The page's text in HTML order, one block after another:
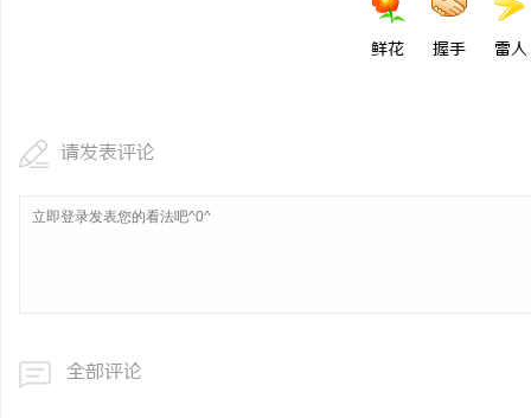
鲜花 握手 雷人
请发表评论
全部评论